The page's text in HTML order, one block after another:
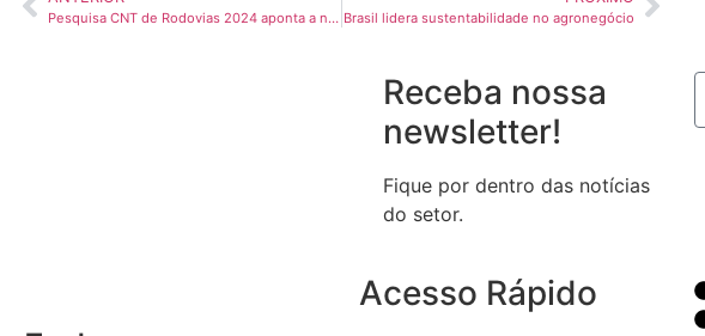
Pesquisa CNT de Rodovias 2024 aponta a necessidade de reforço contínuo da infraestrutura rodoviária brasileira Brasil lidera sustentabilidade no agronegócio
Receba nossa
newsletter!
Fique por dentro das notícias
do setor.
Acesso Rápido